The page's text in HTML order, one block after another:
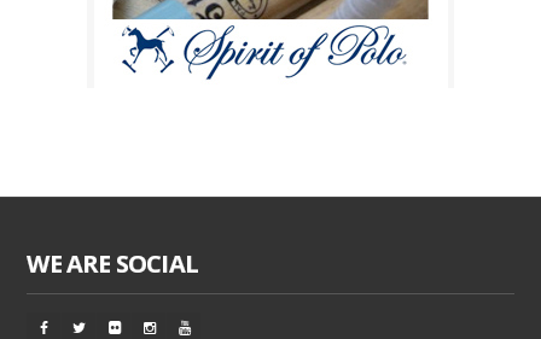
WE ARE SOCIAL